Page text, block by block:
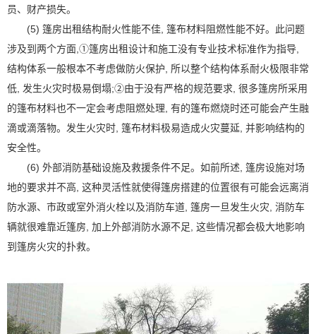
员、财产损失。
(5) 篷房出租结构耐火性能不佳, 篷布材料阻燃性能不好。此问题
涉及到两个方面,①篷房出租设计和施工没有专业技术标准作为指导,
结构体系一般根本不考虑做防火保护, 所以整个结构体系耐火极限非常
低, 发生火灾时极易倒塌;②由于没有严格的规范要求, 很多篷房所采用
的篷布材料也不一定会考虑阻燃处理, 有的篷布燃烧时还可能会产生融
滴或滴落物。发生火灾时, 篷布材料极易造成火灾蔓延, 并影响结构的
安全性。
(6) 外部消防基础设施及救援条件不足。如前所述, 篷房设施对场
地的要求并不高, 这种灵活性就使得篷房搭建的位置很有可能会远离消
防水源、市政或室外消火栓以及消防车道, 篷房一旦发生火灾, 消防车
辆就很难靠近篷房, 加上外部消防水源不足, 这些情况都会极大地影响
到篷房火灾的扑救。